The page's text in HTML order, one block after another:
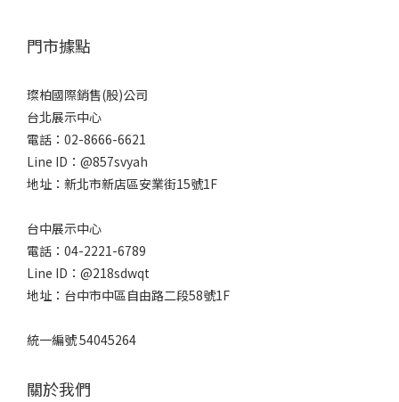
門市據點
璨柏國際銷售(股)公司
台北展示中心
電話：02-8666-6621
Line ID：@857svyah
地址：新北市新店區安業街15號1F
台中展示中心
電話：04-2221-6789
Line ID：@218sdwqt
地址：台中市中區自由路二段58號1F
統一編號 54045264
關於我們